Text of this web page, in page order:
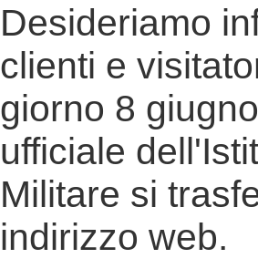
Desideriamo
clienti e
giorno 8
ufficiale
Militare si
indirizzo web.